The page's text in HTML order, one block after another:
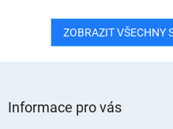
ZOBRAZIT VŠECHNY
Informace pro vás